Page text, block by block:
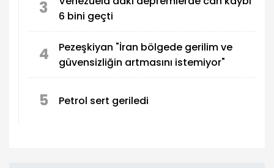
3
6 bini geçti
4
Pezeşkiyan "İran bölgede gerilim ve
güvensizliğin artmasını istemiyor"
5 Petrol sert geriledi